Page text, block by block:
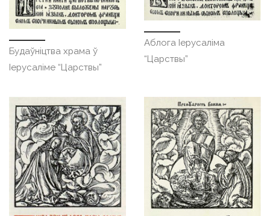
Будаўніцтва храма ў
Іерусаліме “Царствы”
Аблога Іерусаліма
“Царствы”